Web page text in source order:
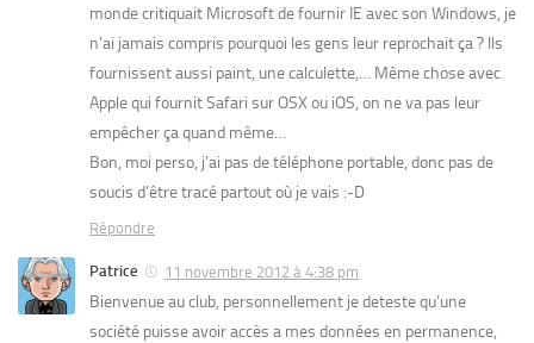
monde critiquait Microsoft de fournir IE avec son Windows, je
n’ai jamais compris pourquoi les gens leur reprochait ça ? Ils
fournissent aussi paint, une calculette,… Même chose avec
Apple qui fournit Safari sur OSX ou iOS, on ne va pas leur
empêcher ça quand même…
Bon, moi perso, j’ai pas de téléphone portable, donc pas de
soucis d’être tracé partout où je vais :-D
Répondre
Patrice 11 novembre 2012 à 4:38 pm
Bienvenue au club, personnellement je deteste qu’une
société puisse avoir accès a mes données en permanence,